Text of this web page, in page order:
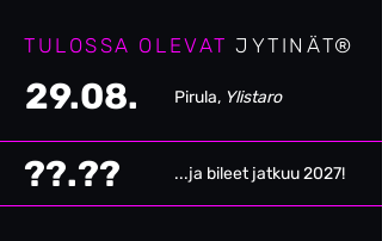
TULOSSA OLEVAT JYTINÄT®
Pirula, Ylistaro
29.08.
??.??
...ja bileet jatkuu 2027!